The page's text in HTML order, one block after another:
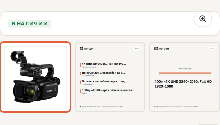
В НАЛИЧИИ